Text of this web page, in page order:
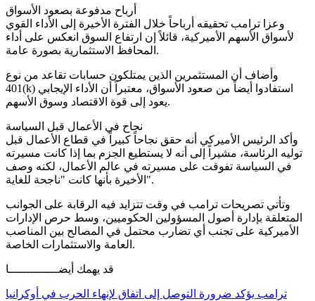
أرباح مدفوعة بصعود الأسواق
وعزا ترامب تحقيقه أرباحاً خلال الفترة الأخيرة إلى الأداء القوي
لأسواق الأسهم الأميركية، قائلاً إن ارتفاع السوق انعكس على أداء
المحافظ الاستثمارية بصورة عامة.
وأضاف أن المستثمرين الذين يمتلكون حسابات تقاعد من نوع
401(k) استفادوا أيضاً من صعود الأسواق، معتبراً أن الأداء الإيجابي
يعود إلى قوة الاقتصاد وسوق الأسهم.
نجاح في الأعمال قبل السياسة
وأكد الرئيس الأميركي أنه حقق نجاحاً كبيراً في قطاع الأعمال قبل
توليه الرئاسة، مشيراً إلى أنه لا يستطيع الجزم بما إذا كانت مسيرته
في السياسة تفوقت على مسيرته في عالم الأعمال، لكنه وصف
الأخيرة بأنها كانت "ناجحة للغاية".
وتأتي تصريحات ترامب في وقت تتزايد فيه الرقابة على الجوانب
المتعلقة بإدارة أصول المسؤولين الحكوميين، وسط حرص الإدارات
الأميركية على تجنب أي تضارب محتمل في المصالح بين المناصب
العامة والاستثمارات الخاصة.
قد يهمك أيضــــــــــــــا
ترامب يؤكد ضرورة التوصل إلى اتفاق لإنهاء الحرب في أوكرانيا